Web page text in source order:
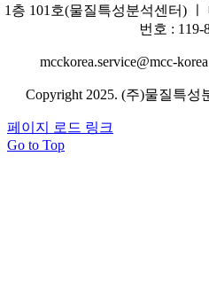
1층 101호(물질특성분석센터)
번호 : 119-
mcckorea.service@mcc-
Copyright 2025. (주)물질특성
페이지 로드 링크
Go to Top